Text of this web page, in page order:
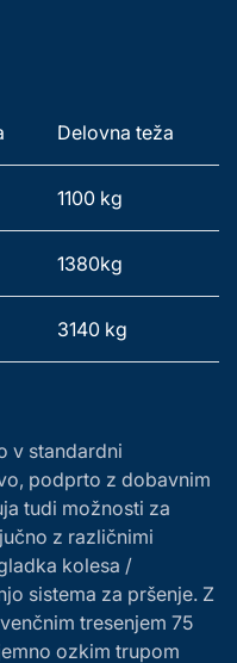
Delovna teža
1100 kg
1380kg
3140 kg
v standardni
podprto z dobavnim
tudi možnosti za
z različnimi
kolesa /
sistema za pršenje. Z
tresenjem 75
ozkim trupom